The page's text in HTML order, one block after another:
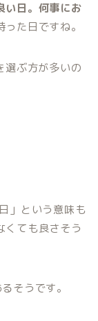
い日。何事にお
った日ですね。
選ぶ方が多いの
」という意味も
くても良さそう
そうです。